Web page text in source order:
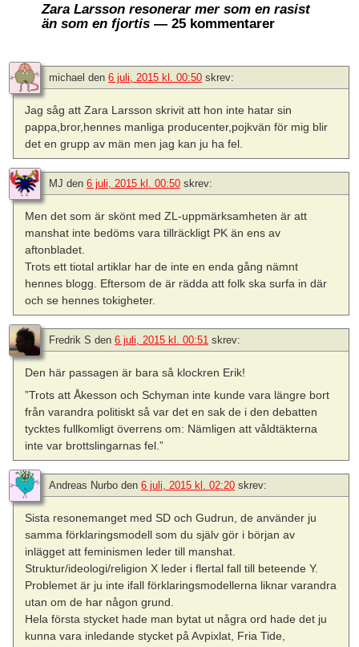
Zara Larsson resonerar mer som en rasist
än som en fjortis — 25 kommentarer
michael den 6 juli, 2015 kl. 00:50 skrev:
Jag såg att Zara Larsson skrivit att hon inte hatar sin
pappa,bror,hennes manliga producenter,pojkvän för mig blir
det en grupp av män men jag kan ju ha fel.
MJ den 6 juli, 2015 kl. 00:50 skrev:
Men det som är skönt med ZL-uppmärksamheten är att
manshat inte bedöms vara tillräckligt PK än ens av
aftonbladet.
Trots ett tiotal artiklar har de inte en enda gång nämnt
hennes blogg. Eftersom de är rädda att folk ska surfa in där
och se hennes tokigheter.
Fredrik S den 6 juli, 2015 kl. 00:51 skrev:
Den här passagen är bara så klockren Erik!
”Trots att Åkesson och Schyman inte kunde vara längre bort
från varandra politiskt så var det en sak de i den debatten
tycktes fullkomligt överrens om: Nämligen att våldtäkterna
inte var brottslingarnas fel.”
Andreas Nurbo den 6 juli, 2015 kl. 02:20 skrev:
Sista resonemanget med SD och Gudrun, de använder ju
samma förklaringsmodell som du själv gör i början av
inlägget att feminismen leder till manshat.
Struktur/ideologi/religion X leder i flertal fall till beteende Y.
Problemet är ju inte ifall förklaringsmodellerna liknar varandra
utan om de har någon grund.
Hela första stycket hade man bytat ut några ord hade det ju
kunna vara inledande stycket på Avpixlat, Fria Tide,